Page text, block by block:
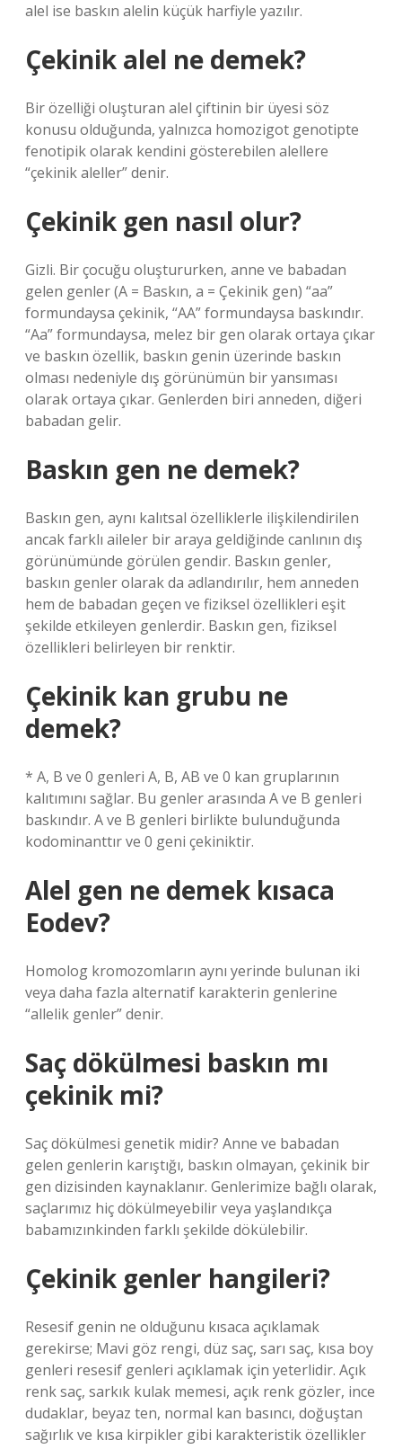
alel ise baskın alelin küçük harfiyle yazılır.
Çekinik alel ne demek?
Bir özelliği oluşturan alel çiftinin bir üyesi söz
konusu olduğunda, yalnızca homozigot genotipte
fenotipik olarak kendini gösterebilen alellere
“çekinik aleller” denir.
Çekinik gen nasıl olur?
Gizli. Bir çocuğu oluştururken, anne ve babadan
gelen genler (A = Baskın, a = Çekinik gen) “aa”
formundaysa çekinik, “AA” formundaysa baskındır.
“Aa” formundaysa, melez bir gen olarak ortaya çıkar
ve baskın özellik, baskın genin üzerinde baskın
olması nedeniyle dış görünümün bir yansıması
olarak ortaya çıkar. Genlerden biri anneden, diğeri
babadan gelir.
Baskın gen ne demek?
Baskın gen, aynı kalıtsal özelliklerle ilişkilendirilen
ancak farklı aileler bir araya geldiğinde canlının dış
görünümünde görülen gendir. Baskın genler,
baskın genler olarak da adlandırılır, hem anneden
hem de babadan geçen ve fiziksel özellikleri eşit
şekilde etkileyen genlerdir. Baskın gen, fiziksel
özellikleri belirleyen bir renktir.
Çekinik kan grubu ne
demek?
* A, B ve 0 genleri A, B, AB ve 0 kan gruplarının
kalıtımını sağlar. Bu genler arasında A ve B genleri
baskındır. A ve B genleri birlikte bulunduğunda
kodominanttır ve 0 geni çekiniktir.
Alel gen ne demek kısaca
Eodev?
Homolog kromozomların aynı yerinde bulunan iki
veya daha fazla alternatif karakterin genlerine
“allelik genler” denir.
Saç dökülmesi baskın mı
çekinik mi?
Saç dökülmesi genetik midir? Anne ve babadan
gelen genlerin karıştığı, baskın olmayan, çekinik bir
gen dizisinden kaynaklanır. Genlerimize bağlı olarak,
saçlarımız hiç dökülmeyebilir veya yaşlandıkça
babamızınkinden farklı şekilde dökülebilir.
Çekinik genler hangileri?
Resesif genin ne olduğunu kısaca açıklamak
gerekirse; Mavi göz rengi, düz saç, sarı saç, kısa boy
genleri resesif genleri açıklamak için yeterlidir. Açık
renk saç, sarkık kulak memesi, açık renk gözler, ince
dudaklar, beyaz ten, normal kan basıncı, doğuştan
sağırlık ve kısa kirpikler gibi karakteristik özellikler